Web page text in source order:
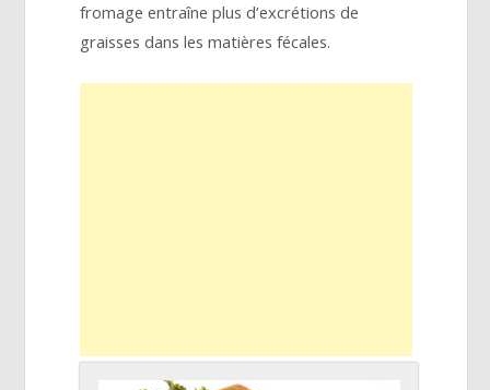
fromage entraîne plus d’excrétions de
graisses dans les matières fécales.